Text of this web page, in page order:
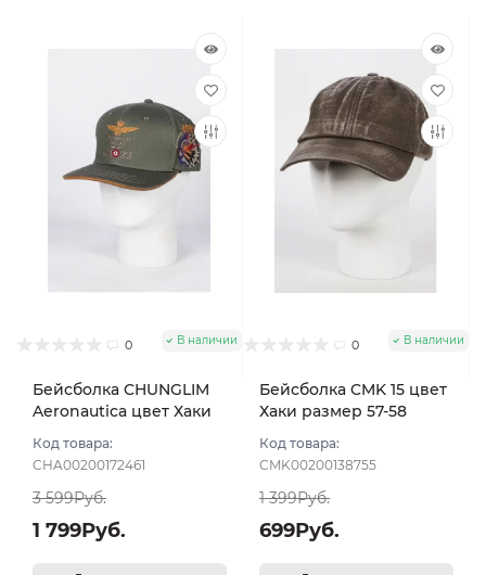
0 В наличии
Бейсболка CHUNGLIM
Aeronautica цвет Хаки
Код товара:
CHA00200172461
3 599Руб.
1 799Руб.
0 В наличии
Бейсболка CMK 15 цвет
Хаки размер 57-58
Код товара:
CMK00200138755
1 399Руб.
699Руб.